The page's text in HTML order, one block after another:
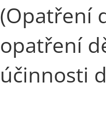
(Opatření
opatření
účinnosti